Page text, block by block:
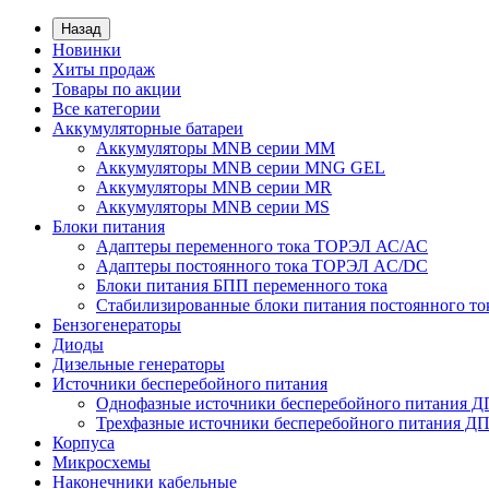
Назад
Новинки
Хиты продаж
Товары по акции
Все категории
Аккумуляторные батареи
Аккумуляторы MNB серии MM
Аккумуляторы MNB серии MNG GEL
Аккумуляторы MNB серии MR
Аккумуляторы MNB серии MS
Блоки питания
Адаптеры переменного тока ТОРЭЛ АС/АС
Адаптеры постоянного тока ТОРЭЛ AC/DC
Блоки питания БПП переменного тока
Стабилизированные блоки питания постоянного
Бензогенераторы
Диоды
Дизельные генераторы
Источники бесперебойного питания
Однофазные источники бесперебойного питания
Трехфазные источники бесперебойного питания
Корпуса
Микросхемы
Наконечники кабельные